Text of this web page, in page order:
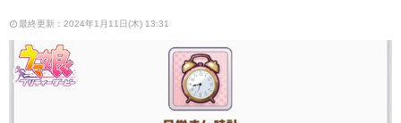
最終更新：2024年1月11日(木) 13:31